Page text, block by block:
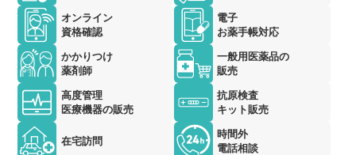
オンライン
資格確認
電子
お薬手帳対応
かかりつけ
薬剤師
一般用医薬品の
販売
高度管理
医療機器の販売
抗原検査
キット販売
在宅訪問
時間外
電話相談